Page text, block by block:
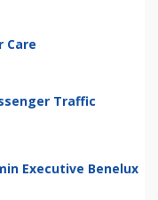
Care
Traffic
Executive Benelux